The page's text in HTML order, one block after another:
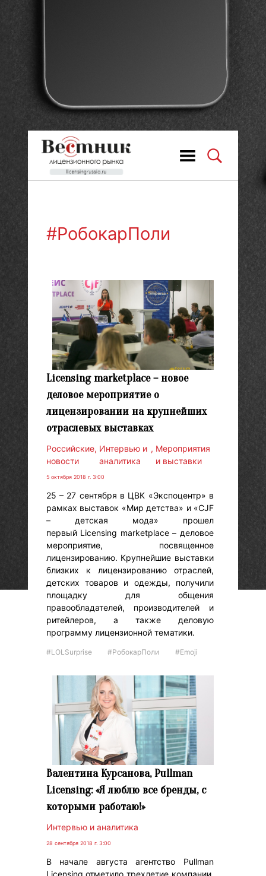
#РобокарПоли
Licensing marketplace – новое
деловое мероприятие о
лицензировании на крупнейших
отраслевых выставках
Российские
новости
, Интервью и
аналитика
, Мероприятия
и выставки
5 октября 2018 г. 3:00
25 – 27 сентября в ЦВК «Экспоцентр» в
рамках выставок «Мир детства» и «CJF
– детская мода» прошел
первый Licensing marketplace – деловое
мероприятие, посвященное
лицензированию. Крупнейшие выставки
близких к лицензированию отраслей,
детских товаров и одежды, получили
площадку для общения
правообладателей, производителей и
ритейлеров, а также деловую
программу лицензионной тематики.
#LOLSurprise #РобокарПоли #Emoji
Валентина Курсанова, Pullman
Licensing: «Я люблю все бренды, с
которыми работаю!»
Интервью и аналитика
28 сентября 2018 г. 3:00
В начале августа агентство Pullman
Licensing отметило трехлетие компании.